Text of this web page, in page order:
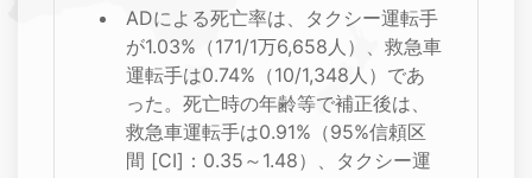
ADによる死亡率は、タクシー運転手
が1.03%（171/1万6,658人）、救急車
運転手は0.74%（10/1,348人）であ
った。死亡時の年齢等で補正後は、
救急車運転手は0.91%（95%信頼区
間 [CI]：0.35～1.48）、タクシー運